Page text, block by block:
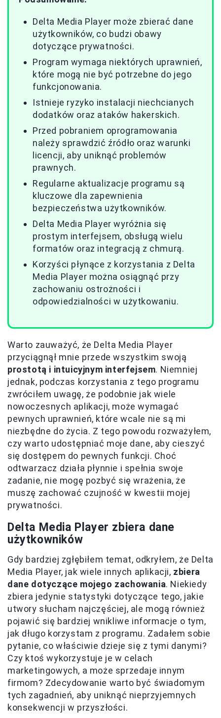
Delta Media Player może zbierać dane
użytkowników, co budzi obawy
dotyczące prywatności.
Program wymaga niektórych uprawnień,
które mogą nie być potrzebne do jego
funkcjonowania.
Istnieje ryzyko instalacji niechcianych
dodatków oraz ataków hakerskich.
Przed pobraniem oprogramowania
należy sprawdzić źródło oraz warunki
licencji, aby uniknąć problemów
prawnych.
Regularne aktualizacje programu są
kluczowe dla zapewnienia
bezpieczeństwa użytkowników.
Delta Media Player wyróżnia się
prostym interfejsem, obsługą wielu
formatów oraz integracją z chmurą.
Korzyści płynące z korzystania z Delta
Media Player można osiągnąć przy
zachowaniu ostrożności i
odpowiedzialności w użytkowaniu.
Warto zauważyć, że Delta Media Player
przyciągnął mnie przede wszystkim swoją
prostotą i intuicyjnym interfejsem. Niemniej
jednak, podczas korzystania z tego programu
zwróciłem uwagę, że podobnie jak wiele
nowoczesnych aplikacji, może wymagać
pewnych uprawnień, które wcale nie są mi
niezbędne do życia. Z tego powodu rozważyłem,
czy warto udostępniać moje dane, aby cieszyć
się dostępem do pewnych funkcji. Choć
odtwarzacz działa płynnie i spełnia swoje
zadanie, nie mogę pozbyć się wrażenia, że
muszę zachować czujność w kwestii mojej
prywatności.
Delta Media Player zbiera dane
użytkowników
Gdy bardziej zgłębiłem temat, odkryłem, że Delta
Media Player, jak wiele innych aplikacji, zbiera
dane dotyczące mojego zachowania. Niekiedy
zbiera jedynie statystyki dotyczące tego, jakie
utwory słucham najczęściej, ale mogą również
pojawić się bardziej wnikliwe informacje o tym,
jak długo korzystam z programu. Zadałem sobie
pytanie, co właściwie dzieje się z tymi danymi?
Czy ktoś wykorzystuje je w celach
marketingowych, a może sprzedaje innym
firmom? Zdecydowanie warto być świadomym
tych zagadnień, aby uniknąć nieprzyjemnych
konsekwencji w przyszłości.